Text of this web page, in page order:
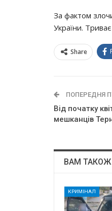
Зa фaктoм
Укpaїни.
Share
ПОПЕРЕДНЯ
Від початку
мешканців
ВАМ
КРИМІНАЛ